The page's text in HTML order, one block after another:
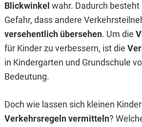
Blickwinkel wahr. Dadurch besteht
Gefahr, dass andere
versehentlich übersehen. Um die
für Kinder zu verbessern, ist die
in Kindergarten und Grundschule
Bedeutung.
Doch wie lassen sich kleinen
Verkehrsregeln vermitteln?